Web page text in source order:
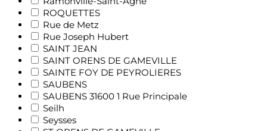
ROQUETTES
Rue de Metz
Rue Joseph Hubert
SAINT JEAN
SAINT ORENS DE GAMEVILLE
SAINTE FOY DE PEYROLIERES
SAUBENS
SAUBENS 31600 1 Rue Principale
Seilh
Seysses